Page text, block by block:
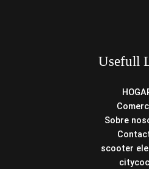
Usefull
Sobre
scooter